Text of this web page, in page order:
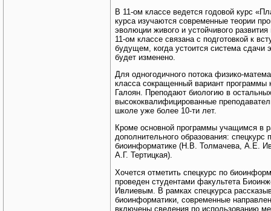
В 11-ом классе ведется годовой курс
курса изучаются современные теории
эволюции живого и устойчивого
11-ом классе связана с подготовкой к
будущем, когда устоится система сдачи
будет изменено.
Для одногодичного потока физико-
класса сокращенный вариант программы
Галоян. Преподают биологию в
высококвалифицированные
школе уже более 10-ти лет.
Кроме основной программы учащимся в
дополнительного образования:
биоинформатике (Н.В. Толмачева, А.Е.
А.Г. Тертицкая).
Хочется отметить спецкурс по
проведен студентами факультета
Ивлиевым. В рамках спецкурса
биоинформатики, современные
включены сведения по использованию